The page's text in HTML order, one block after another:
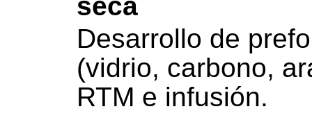
Desarrollo de
(vidrio, carbono,
RTM e infusión.